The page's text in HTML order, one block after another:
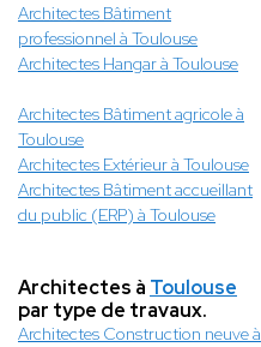
Architectes Bâtiment
professionnel à Toulouse
Architectes Hangar à Toulouse
Architectes Bâtiment agricole à
Toulouse
Architectes Extérieur à Toulouse
Architectes Bâtiment accueillant
du public (ERP) à Toulouse
Architectes à Toulouse
par type de travaux.
Architectes Construction neuve à